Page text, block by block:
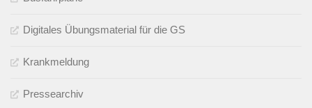
Digitales Übungsmaterial für die GS
Krankmeldung
Pressearchiv